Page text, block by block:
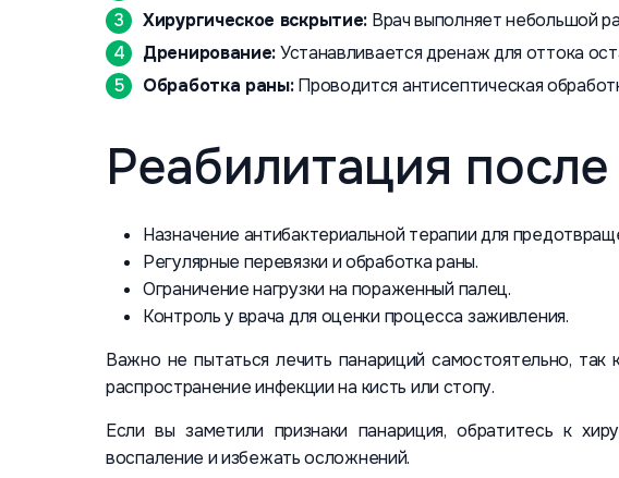
Хирургическое вскрытие: Врач выполняет небольшой
Дренирование:Устанавливается дренаж для оттока
Обработка раны:Проводится антисептическая
Реабилитация
Назначение антибактериальной терапии для
Регулярные перевязки и обработка раны.
Ограничение нагрузки на пораженный палец.
Контроль у врача для оценки процесса заживления.
Важно не пытаться лечить панариций самостоятельно,
распространение инфекции на кисть или стопу.
Если вы заметили признаки панариция, обратитесь к
воспаление и избежать осложнений.